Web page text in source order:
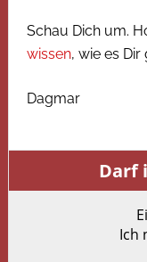
Schau Dich um.
wissen, wie es
Dagmar
Darf
Ich